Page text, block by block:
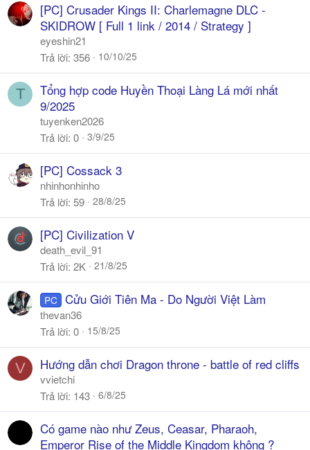
[PC] Crusader Kings II: Charlemagne DLC -
SKIDROW [ Full 1 link / 2014 / Strategy ]
eyeshin21
Trả lời 356 10/10/25
T
Tổng hợp code Huyền Thoại Làng Lá mới nhất
9/2025
tuyenken2026
Trả lời 0 3/9/25
[PC] Cossack 3
nhinhonhinho
Trả lời 59 28/8/25
[PC] Civilization V
death_evil_91
Trả lời 2K 21/8/25
PC Cửu Giới Tiên Ma - Do Người Việt Làm
thevan36
Trả lời 0 15/8/25
V Hướng dẫn chơi Dragon throne - battle of red cliffs
vvietchi
Trả lời 143 6/8/25
Có game nào như Zeus, Ceasar, Pharaoh,
Emperor Rise of the Middle Kingdom không ?